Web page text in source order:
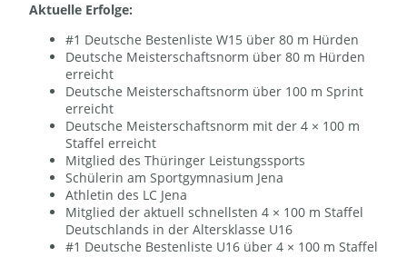
Aktuelle Erfolge:
#1 Deutsche Bestenliste W15 über 80 m Hürden
Deutsche Meisterschaftsnorm über 80 m Hürden
erreicht
Deutsche Meisterschaftsnorm über 100 m Sprint
erreicht
Deutsche Meisterschaftsnorm mit der 4 × 100 m
Staffel erreicht
Mitglied des Thüringer Leistungssports
Schülerin am Sportgymnasium Jena
Athletin des LC Jena
Mitglied der aktuell schnellsten 4 × 100 m Staffel
Deutschlands in der Altersklasse U16
#1 Deutsche Bestenliste U16 über 4 × 100 m Staffel